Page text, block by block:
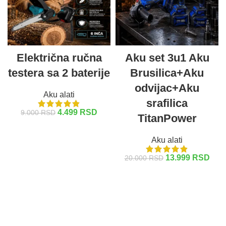
Električna ručna
testera sa 2 baterije
Aku alati
9.000RSD 4.499 RSD
Aku set 3u1 Aku
Brusilica+Aku
odvijac+Aku
srafilica
TitanPower
Aku alati
20.000RSD 13.999 RSD